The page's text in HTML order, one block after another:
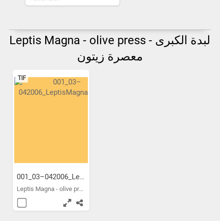
Leptis Magna - olive press لبدة الكبرى -
معصرة زيتون
TIF
001_03–042006_LeptisMagna_8...
Leptis Magna - olive press...